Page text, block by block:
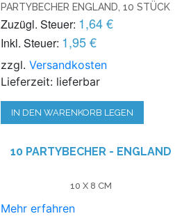
PARTYBECHER ENGLAND, 10 STÜCK
Zuzügl. Steuer: 1,64 €
Inkl. Steuer: 1,95 €
zzgl.Versandkosten
Lieferzeit: lieferbar
IN DEN WARENKORB LEGEN
10 PARTYBECHER - ENGLAND
10 X 8 CM
Mehr erfahren